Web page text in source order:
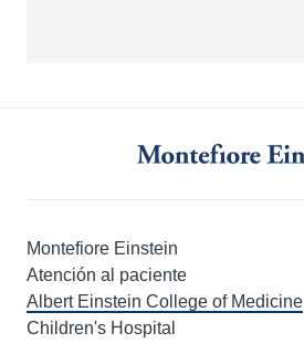
Montefiore Einstein
Atención al paciente
Albert Einstein College of Medicine
Children's Hospital